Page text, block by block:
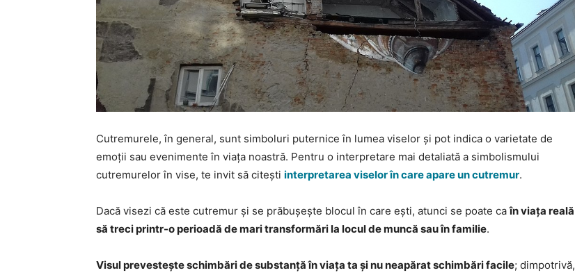
Cutremurele, în general, sunt simboluri puternice în lumea viselor și pot indica o varietate de
emoții sau evenimente în viața noastră. Pentru o interpretare mai detaliată a simbolismului
cutremurelor în vise, te invit să citești interpretarea viselor în care apare un cutremur.
Dacă visezi că este cutremur și se prăbușește blocul în care ești, atunci se poate caîn viața reală
să treci printr-o perioadă de mari transformări la locul de muncă sau în familie.
Visul prevestește schimbări de substanță în viața ta și nu neapărat schimbări facile; dimpotrivă,